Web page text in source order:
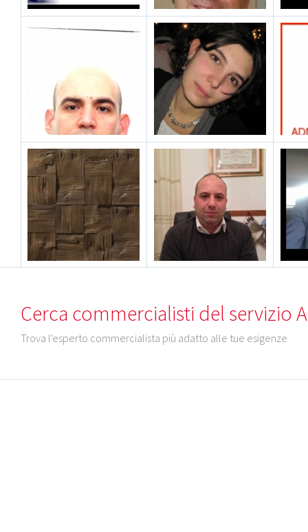
Cerca commercialisti del servizio
Trova l'esperto commercialista più adatto alle tue esigenze